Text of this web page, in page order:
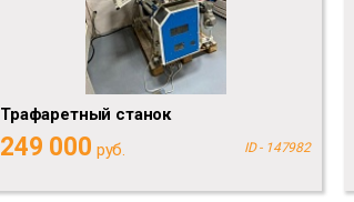
Трафаретный станок
249 000 руб. ID - 147982